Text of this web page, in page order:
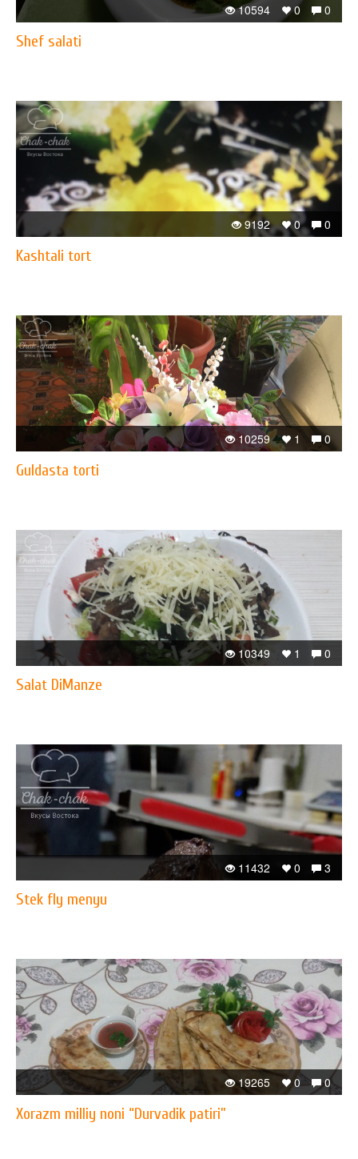
0
0
10594
Shef salati
0
0
9192
Kashtali tort
0
1
10259
Guldasta torti
0
1
10349
Salat DiManze
3
0
11432
Stek fly menyu
0
0
19265
Xorazm milliy noni “Durvadik patiri”